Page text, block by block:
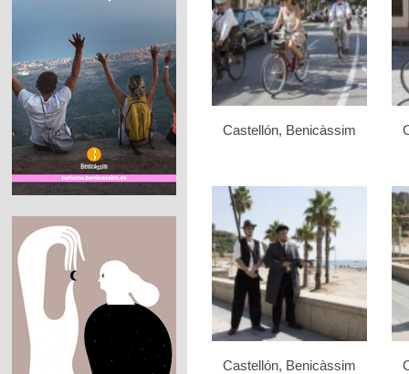
Castellón, Benicàssim
Castellón, Benicàssim